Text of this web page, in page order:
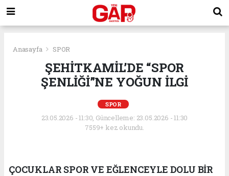
Anasayfa SPOR
ŞEHİTKAMİL’DE “SPOR
ŞENLİĞİ”NE YOĞUN İLGİ
SPOR
23.05.2026 - 11:30, Güncelleme: 23.05.2026 - 11:30
7559+ kez okundu.
ÇOCUKLAR SPOR VE EĞLENCEYLE DOLU BİR